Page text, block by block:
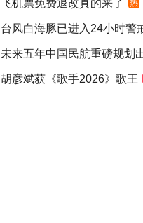
飞机票免费退改真的来了 热
台风白海豚已进入24小时警
未来五年中国民航重磅规划
胡彦斌获《歌手2026》歌王